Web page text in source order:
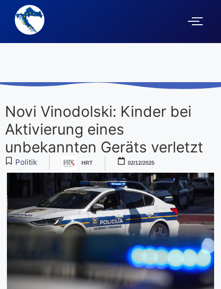
Novi Vinodolski: Kinder bei
Aktivierung eines
unbekannten Geräts verletzt
Politik HRT 02/12/2025